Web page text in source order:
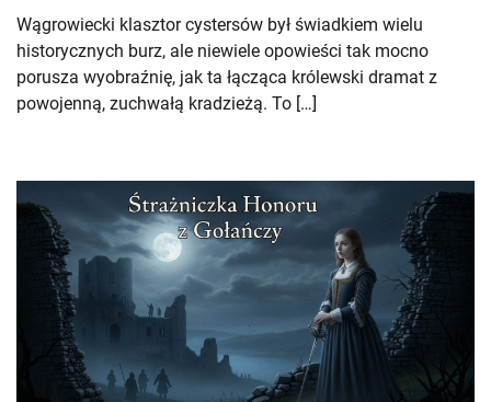
Wągrowiecki klasztor cystersów był świadkiem wielu
historycznych burz, ale niewiele opowieści tak mocno
porusza wyobraźnię, jak ta łącząca królewski dramat z
powojenną, zuchwałą kradzieżą. To […]